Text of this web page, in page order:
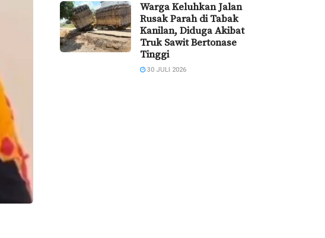
Warga Keluhkan Jalan
Rusak Parah di Tabak
Kanilan, Diduga Akibat
Truk Sawit Bertonase
Tinggi
30 JULI 2026